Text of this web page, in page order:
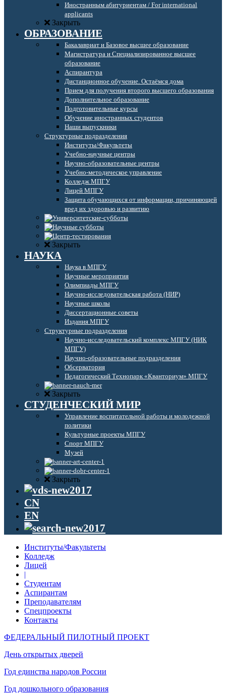
Иностранным абитуриентам / For international
applicants
Закрыть
ОБРАЗОВАНИЕ
Бакалавриат и Базовое высшее образование
Магистратура и Специализированное высшее
образование
Аспирантура
Дистанционное обучение. Остаёмся дома
Прием для получения второго высшего образования
Дополнительное образование
Подготовительные курсы
Обучение иностранных студентов
Наши выпускники
Структурные подразделения
Институты/Факультеты
Учебно-научные центры
Научно-образовательные центры
Учебно-методическое управление
Колледж МПГУ
Лицей МПГУ
Защита обучающихся от информации, причиняющей
вред их здоровью и развитию
Закрыть
НАУКА
Наука в МПГУ
Научные мероприятия
Олимпиады МПГУ
Научно-исследовательская работа (НИР)
Научные школы
Диссертационные советы
Издания МПГУ
Структурные подразделения
Научно-исследовательский комплекс МПГУ (НИК
МПГУ)
Научно-образовательные подразделения
Обсерватория
Педагогический Технопарк «Кванториум» МПГУ
Закрыть
СТУДЕНЧЕСКИЙ МИР
Управление воспитательной работы и молодежной
политики
Культурные проекты МПГУ
Спорт МПГУ
Музей
Закрыть
CN
EN
Институты/Факультеты
Колледж
Лицей
|
Студентам
Аспирантам
Преподавателям
Спецпроекты
Контакты
ФЕДЕРАЛЬНЫЙ ПИЛОТНЫЙ ПРОЕКТ
День открытых дверей
Год единства народов России
Год дошкольного образования